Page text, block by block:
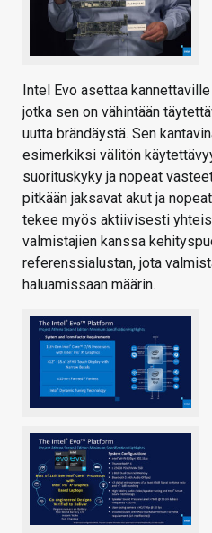
Intel Evo asettaa
jotka sen on vähintään
uutta brändäystä. Sen
esimerkiksi välitön
suorituskyky ja nopeat
pitkään jaksavat akut ja
tekee myös aktiivisesti
valmistajien kanssa
referenssialustan, jota
haluamissaan määrin.